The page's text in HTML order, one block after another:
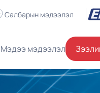
Салбарын мэдээлэл
Мэдээ мэдээлэл